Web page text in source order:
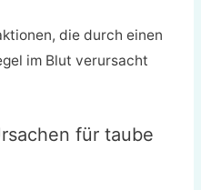
die durch einen
im Blut verursacht
für taube